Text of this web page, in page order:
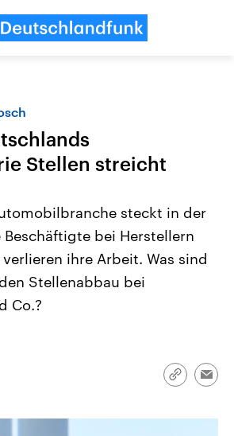
Anhalt
am 6.
das
anstehenden
USA
Aktuelle Beiträge,
aktuelle Weltgeschehen.
Stellen streicht
steckt in der
Beschäftigte bei Herstellern
ihre Arbeit. Was sind
Stellenabbau bei
Co.?
Link